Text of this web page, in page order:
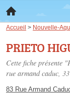
Accueil > Nouvelle-
PRIETO
Cette fiche présente
rue armand caduc,
83 Rue Armand